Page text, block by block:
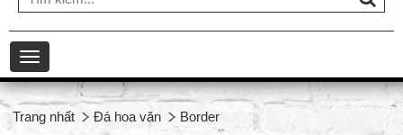
Toggle
navigation
Trang nhất Đá hoa văn Border